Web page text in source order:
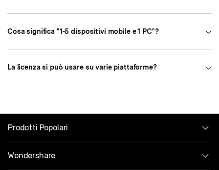
Cosa significa "1-5 dispositivi mobile e 1 PC"?
La licenza si può usare su varie piattaforme?
Prodotti Popolari
Wondershare